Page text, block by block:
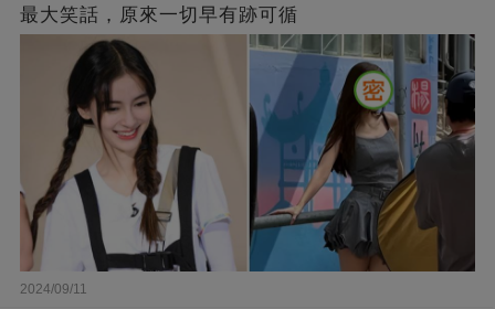
最大笑話，原來一切早有跡可循
2024/09/11